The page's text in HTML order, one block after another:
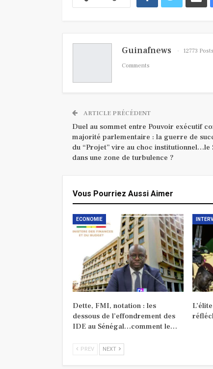
Guinafnews 12773 Posts
Comments
ARTICLE PRÉCÉDENT
Duel au sommet entre Pouvoir exécutif
majorité parlementaire : la guerre de
du “Projet” vire au choc institutionnel…le
dans une zone de turbulence ?
Vous Pourriez Aussi Aimer
ECONOMIE
Dette, FMI, notation : les
dessous de l’effondrement des
IDE au Sénégal…comment le…
PREV NEXT